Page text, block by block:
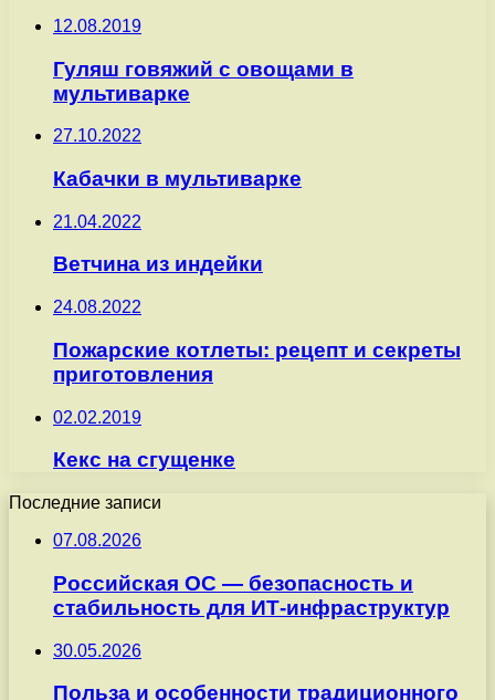
12.08.2019
Гуляш говяжий с овощами в
мультиварке
27.10.2022
Кабачки в мультиварке
21.04.2022
Ветчина из индейки
24.08.2022
Пожарские котлеты: рецепт и секреты
приготовления
02.02.2019
Кекс на сгущенке
Последние записи
07.08.2026
Российская ОС — безопасность и
стабильность для ИТ-инфраструктур
30.05.2026
Польза и особенности традиционного